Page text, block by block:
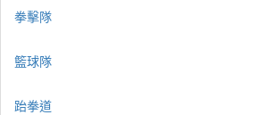
拳擊隊
籃球隊
跆拳道